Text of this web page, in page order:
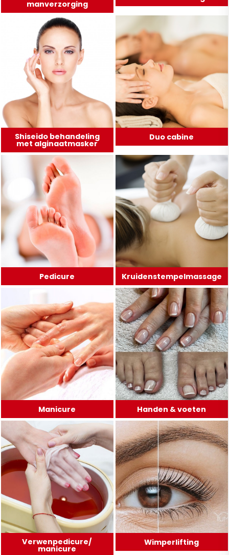
manverzorging
Shiseido behandeling
met alginaatmasker
Duo cabine
Pedicure Kruidenstempelmassage
Manicure Handen & voeten
Verwenpedicure/
manicure
Wimperlifting